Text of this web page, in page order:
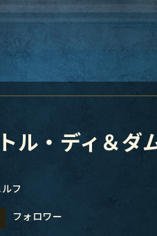
ル・ディ＆ダ
フ
フォロワー